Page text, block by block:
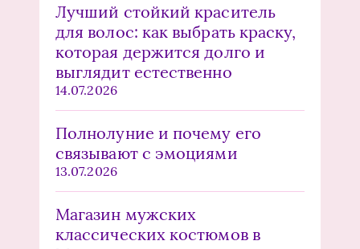
Лучший стойкий краситель
для волос: как выбрать краску,
которая держится долго и
выглядит естественно
14.07.2026
Полнолуние и почему его
связывают с эмоциями
13.07.2026
Магазин мужских
классических костюмов в